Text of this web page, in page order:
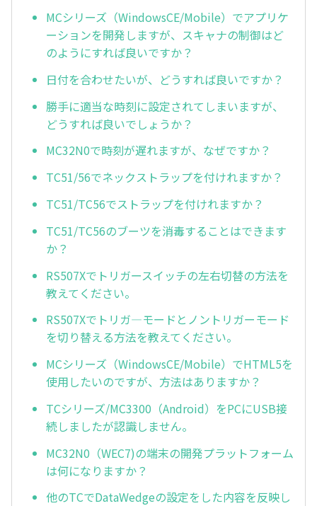
MCシリーズ（WindowsCE/Mobile）でアプリケ
ーションを開発しますが、スキャナの制御はど
のようにすれば良いですか？
日付を合わせたいが、どうすれば良いですか？
勝手に適当な時刻に設定されてしまいますが、
どうすれば良いでしょうか？
MC32N0で時刻が遅れますが、なぜですか？
TC51/56でネックストラップを付けれますか？
TC51/TC56でストラップを付けれますか？
TC51/TC56のブーツを消毒することはできます
か？
RS507Xでトリガースイッチの左右切替の方法を
教えてください。
RS507Xでトリガ—モードとノントリガーモード
を切り替える方法を教えてください。
MCシリーズ（WindowsCE/Mobile）でHTML5を
使用したいのですが、方法はありますか？
TCシリーズ/MC3300（Android）をPCにUSB接
続しましたが認識しません。
MC32N0（WEC7)の端末の開発プラットフォーム
は何になりますか？
他のTCでDataWedgeの設定をした内容を反映し